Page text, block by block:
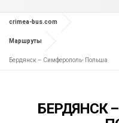
crimea-bus.com
Маршруты
Бердянск – Симферополь- Польша
БЕРДЯНСК